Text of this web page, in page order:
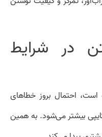
در شرایط
احتمال بروز خطاهای
بیشتر می‌شود. به همین